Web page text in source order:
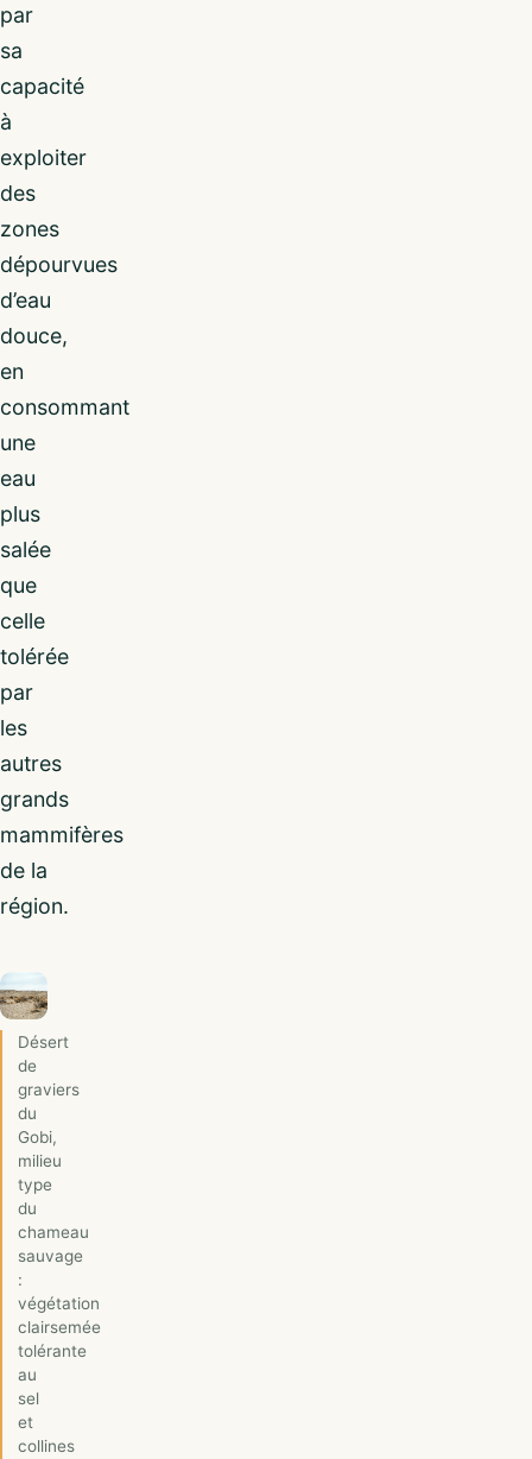
par
sa
capacité
à
exploiter
des
zones
dépourvues
d’eau
douce,
en
consommant
une
eau
plus
salée
que
celle
tolérée
par
les
autres
grands
mammifères
de la
région.
Désert
de
graviers
du
Gobi,
milieu
type
du
chameau
sauvage
:
végétation
clairsemée
tolérante
au
sel
et
collines